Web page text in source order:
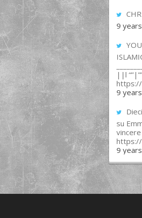
9
||l
https://
9
su
https://
9